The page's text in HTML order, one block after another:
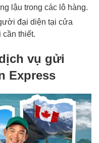
lậu trong các lô hàng.
đại diện tại cửa
thiết.
vụ gửi
Express